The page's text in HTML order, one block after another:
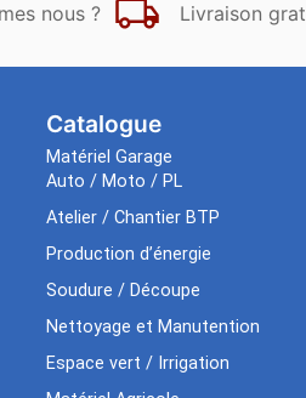
nous ? Livraison
Catalogue
Matériel Garage
Auto / Moto / PL
Atelier / Chantier BTP
Production d’énergie
Soudure / Découpe
Nettoyage et Manutention
Espace vert / Irrigation